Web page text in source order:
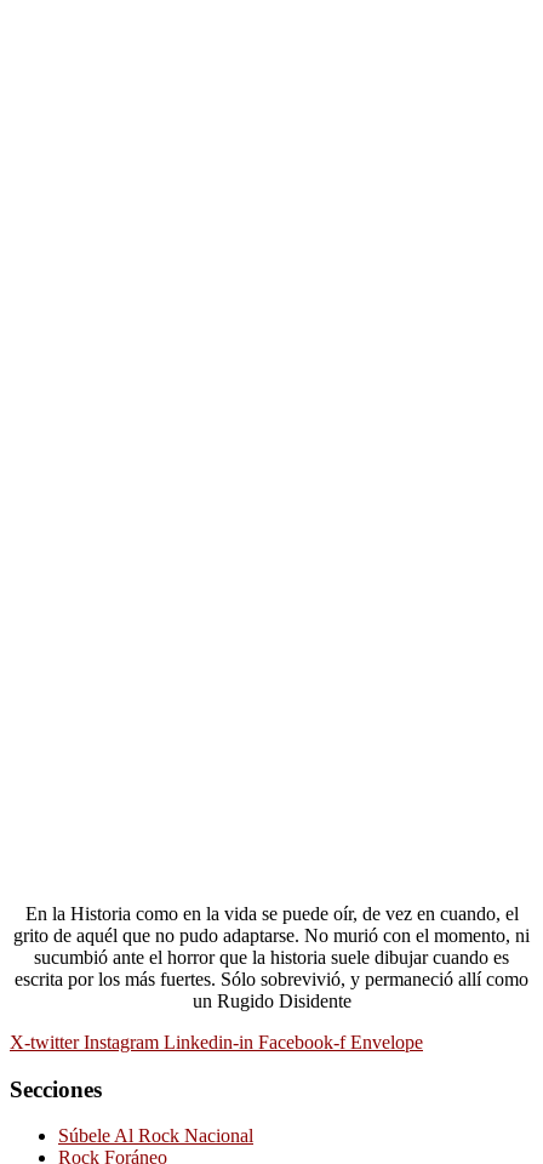
En la Historia como en la vida se puede oír, de vez en cuando, el
grito de aquél que no pudo adaptarse. No murió con el momento, ni
sucumbió ante el horror que la historia suele dibujar cuando es
escrita por los más fuertes. Sólo sobrevivió, y permaneció allí como
un Rugido Disidente
X-twitter Instagram Linkedin-in Facebook-f Envelope
Secciones
Súbele Al Rock Nacional
Rock Foráneo